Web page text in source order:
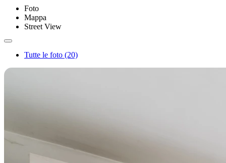
Foto
Mappa
Street View
Tutte le foto (20)